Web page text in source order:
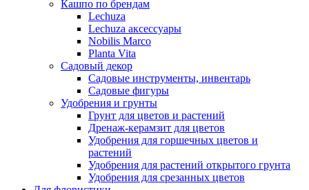
Кашпо по брендам
Lechuza
Lechuza аксессуары
Nobilis Marco
Planta Vita
Садовый декор
Садовые инструменты, инвентарь
Садовые фигуры
Удобрения и грунты
Грунт для цветов и растений
Дренаж-керамзит для цветов
Удобрения для горшечных цветов и
растений
Удобрения для растений открытого грунта
Удобрения для срезанных цветов